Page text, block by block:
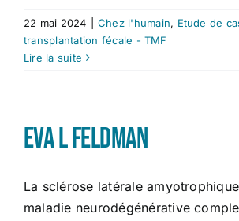
22 mai 2024 Chez l'humain, Etude de
transplantation fécale - TMF
Lire la suite
Eva L Feldman
La sclérose latérale
maladie neurodégénérative